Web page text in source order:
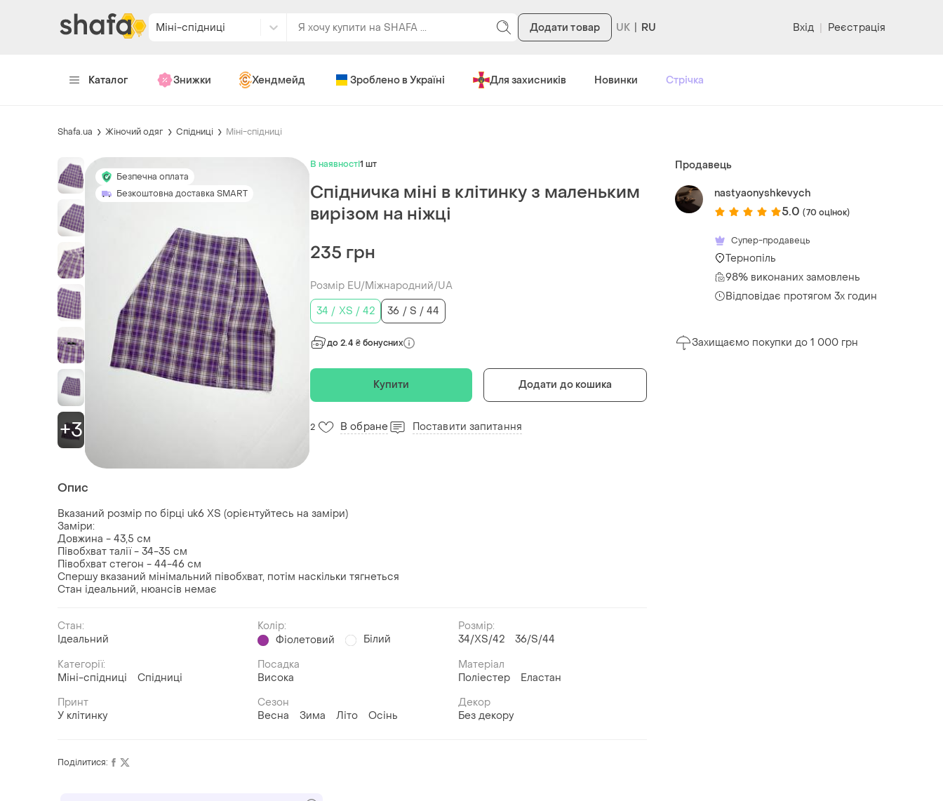
Міні-спідниці Додати товар RU Вхід | Реєстрація
Каталог Знижки Хендмейд Зроблено в Україні Для захисників Новинки Стрічка
Shafa.ua Жіночий одяг Спідниці Міні-спідниці
+3
Безпечна оплата
Безкоштовна доставка SMART
В наявності1 шт
Спідничка міні в клітинку з маленьким
вирізом на ніжці
235 грн
Розмір EU/Міжнародний/UA
34 / XS / 42
36 / S / 44
до 2.4 ₴ бонусних
Купити Додати до кошика
2 В обране Поставити запитання
Опис
Вказаний розмір по бірці uk6 XS (орієнтуйтесь на заміри)
Заміри:
Довжина - 43,5 см
Півобхват талії - 34-35 см
Півобхват стегон - 44-46 см
Спершу вказаний мінімальний півобхват, потім наскільки тягнеться
Стан ідеальний, нюансів немає
Стан:
Ідеальний
Колір:
Фіолетовий
Білий
Розмір:
34/XS/42
36/S/44
Категорії:
Міні-спідниці
Спідниці
Посадка
Висока
Матеріал
Поліестер
Еластан
Принт
У клітинку
Сезон
Весна
Зима Літо Осінь
Декор
Без декору
Продавець
nastyaonyshkevych
5.0 (70 оцінок)
Супер-продавець
Тернопіль
98% виконаних замовлень
Відповідає протягом 3х годин
Захищаємо покупки до 1 000 грн
Поділитися: